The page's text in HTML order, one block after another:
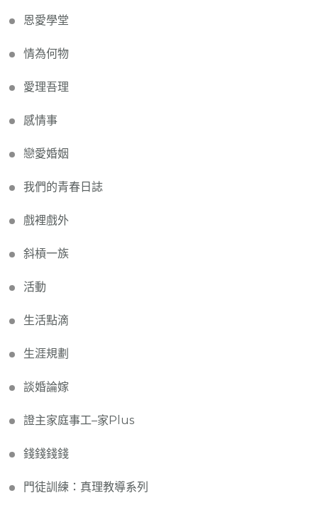
恩愛學堂
情為何物
愛理吾理
感情事
戀愛婚姻
我們的青春日誌
戲裡戲外
斜槓一族
活動
生活點滴
生涯規劃
談婚論嫁
證主家庭事工–家Plus
錢錢錢錢
門徒訓練：真理教導系列